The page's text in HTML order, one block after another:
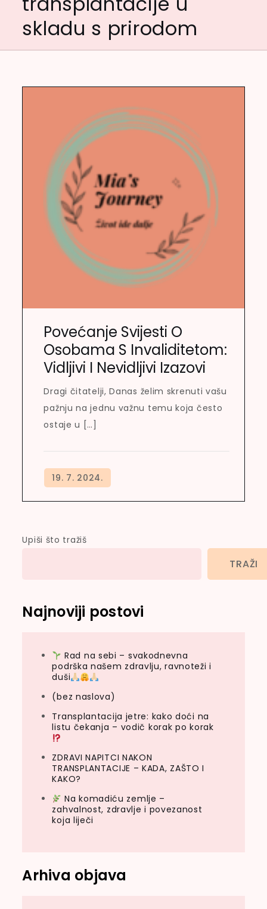
skladu s prirodom
Povećanje Svijesti O
Osobama S Invaliditetom:
Vidljivi I Nevidljivi Izazovi
Dragi čitatelji, Danas želim skrenuti vašu
pažnju na jednu važnu temu koja često
ostaje u […]
Upiši što tražiš
TRAŽI
Najnoviji postovi
Rad na sebi – svakodnevna
podrška našem zdravlju, ravnoteži i
duši
(bez naslova)
Transplantacija jetre: kako doći na
listu čekanja – vodič korak po korak
ZDRAVI NAPITCI NAKON
TRANSPLANTACIJE – KADA, ZAŠTO I
KAKO?
Na komadiću zemlje –
zahvalnost, zdravlje i povezanost
koja liječi
Arhiva objava